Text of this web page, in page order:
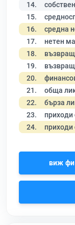
14.
15.
16. средна
17. нетен
18.
19.
20.
21. обща
22. бърза
23. приходи
24. приходи
виж